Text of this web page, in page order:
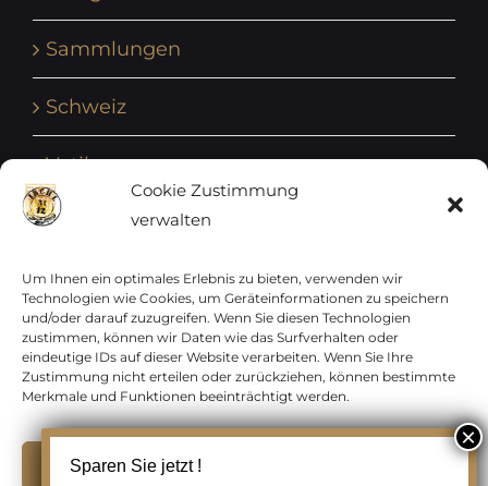
Cookie Zustimmung
verwalten
Um Ihnen ein optimales Erlebnis zu bieten, verwenden wir
Technologien wie Cookies, um Geräteinformationen zu speichern
und/oder darauf zuzugreifen. Wenn Sie diesen Technologien
zustimmen, können wir Daten wie das Surfverhalten oder
eindeutige IDs auf dieser Website verarbeiten. Wenn Sie Ihre
Zustimmung nicht erteilen oder zurückziehen, können bestimmte
Merkmale und Funktionen beeinträchtigt werden.
Sammlungen
Schweiz
Vatikan
Vereinte Nationen
Vorphilatelie
Zensurbelege Österreich
Zensurbelege Schweiz
Sparen Sie jetzt !